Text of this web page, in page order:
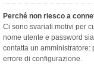
Perché non riesco a
Ci sono svariati motivi per
nome utente e password
contatta un amministratore:
errore di configurazione.